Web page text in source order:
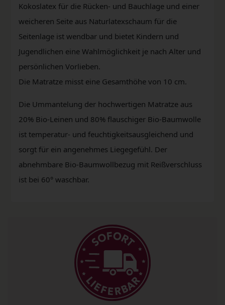
Kokoslatex für die Rücken- und Bauchlage und einer
weicheren Seite aus Naturlatexschaum für die
Seitenlage ist wendbar und bietet Kindern und
Jugendlichen eine Wahlmöglichkeit je nach Alter und
persönlichen Vorlieben.
Die Matratze misst eine Gesamthöhe von 10 cm.
Die Ummantelung der hochwertigen Matratze aus
20% Bio-Leinen und 80% flauschiger Bio-Baumwolle
ist temperatur- und feuchtigkeitsausgleichend und
sorgt für ein angenehmes Liegegefühl. Der
abnehmbare Bio-Baumwollbezug mit Reißverschluss
ist bei 60° waschbar.